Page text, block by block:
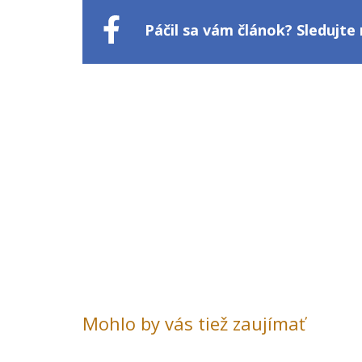
Páčil sa vám článok? Sledujte
Mohlo by vás tiež zaujímať